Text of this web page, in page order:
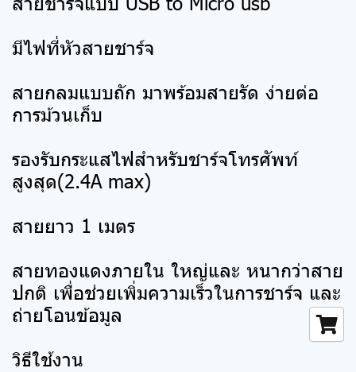
มีไฟที่หัวสายชาร์จ
สายกลมแบบถัก มาพร้อมสายรัด ง่ายต่อ
การม้วนเก็บ
รองรับกระแสไฟสำหรับชาร์จโทรศัพท์
สูงสุด(2.4A max)
สายยาว 1 เมตร
สายทองแดงภายใน ใหญ่และ หนากว่าสาย
ปกติ เพื่อช่วยเพิ่มความเร็วในการชาร์จ และ
ถ่ายโอนข้อมูล
วิธีใช้งาน